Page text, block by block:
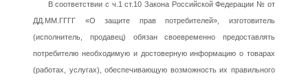
В соответствии с ч.1 ст.10 Закона Российской Федерации № от
ДД.ММ.ГГГГ «О защите прав потребителей», изготовитель
(исполнитель, продавец) обязан своевременно предоставлять
потребителю необходимую и достоверную информацию о товарах
(работах, услугах), обеспечивающую возможность их правильного